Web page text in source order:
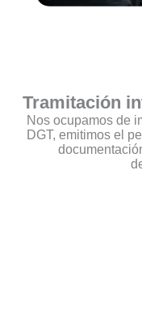
Tramitación
Nos ocupamos de
DGT, emitimos el